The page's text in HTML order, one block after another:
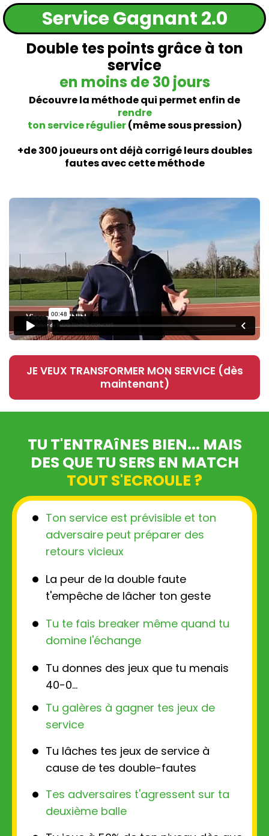
ServiceGagnant 2.0
Double tes points grâce à ton
service
en moins de 30 jours
Découvre la méthode qui permet enfin de
rendre
ton service régulier(même sous pression)
+de 300 joueurs ont déjà corrigé leurs doubles
fautes avec cette méthode
JE VEUX TRANSFORMER MON SERVICE (dès
maintenant)
TU T'ENTRAîNES BIEN... MAIS
DES QUE TU SERS EN MATCH
TOUT S'ECROULE ?
Ton service est prévisible et ton
adversaire peut préparer des
retours vicieux
La peur de la double faute
t'empêche de lâcher ton geste
Tu te fais breaker même quand tu
domine l'échange
Tu donnes des jeux que tu menais
40-0...
Tu galères à gagner tes jeux de
service
Tu lâches tes jeux de service à
cause de tes double-fautes
Tes adversaires t'agressent sur ta
deuxième balle